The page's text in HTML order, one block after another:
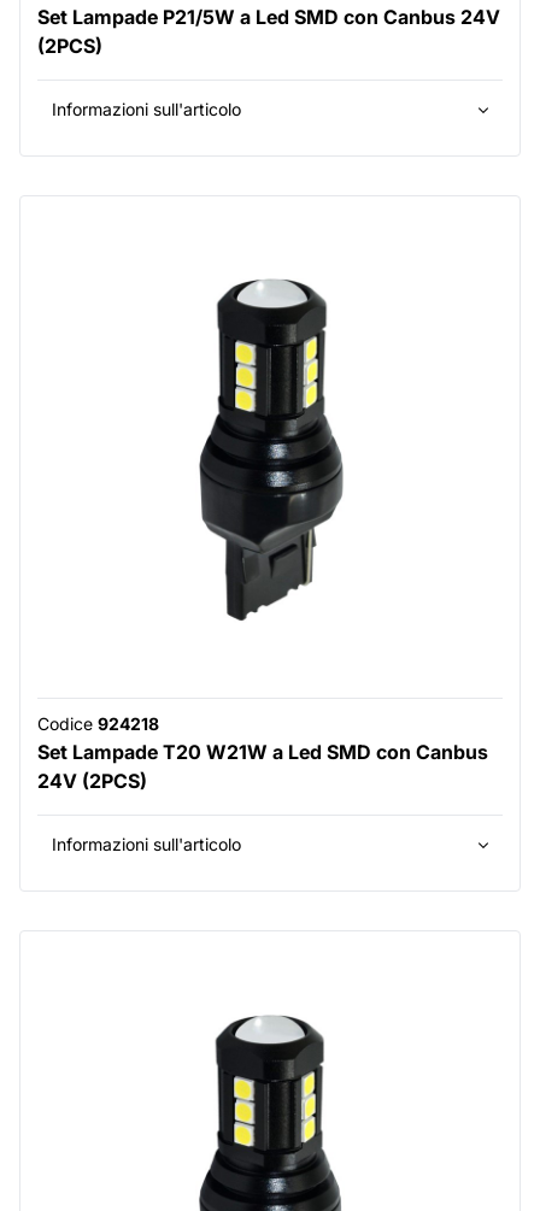
Set Lampade P21/5W a Led SMD con Canbus 24V
(2PCS)
Informazioni sull'articolo
Codice 924218
Set Lampade T20 W21W a Led SMD con Canbus
24V (2PCS)
Informazioni sull'articolo